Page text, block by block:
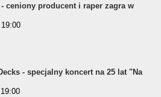
ceniony producent i raper zagra w
- specjalny koncert na 25 lat "Na